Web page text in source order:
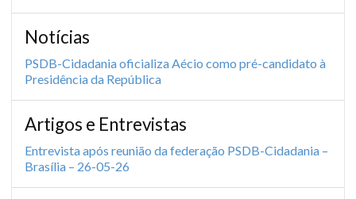
Notícias
PSDB-Cidadania oficializa Aécio como pré-candidato à
Presidência da República
Artigos e Entrevistas
Entrevista após reunião da federação PSDB-Cidadania –
Brasília – 26-05-26